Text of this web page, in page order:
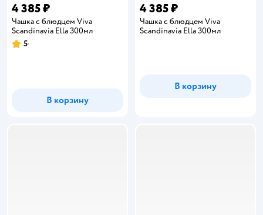
4 385 ₽
Чашка с блюдцем Viva
Scandinavia Ella 300мл
Рейтинг:
5
В корзину
4 385 ₽
Чашка с блюдцем Viva
Scandinavia Ella 300мл
В корзину